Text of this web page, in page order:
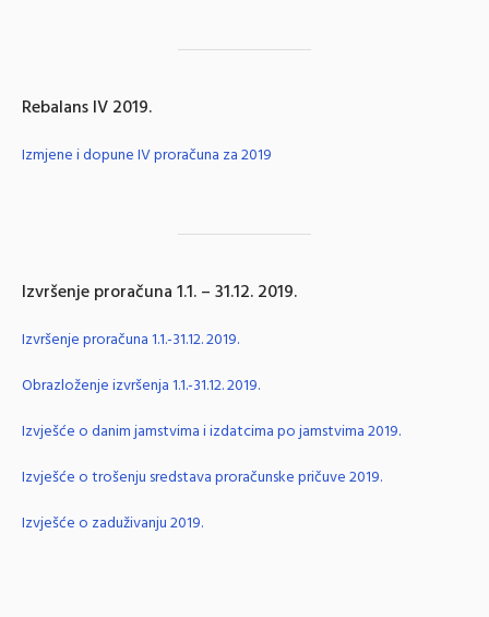
Rebalans IV 2019.
Izmjene i dopune IV proračuna za 2019
Izvršenje proračuna 1.1. – 31.12. 2019.
Izvršenje proračuna 1.1.-31.12. 2019.
Obrazloženje izvršenja 1.1.-31.12. 2019.
Izvješće o danim jamstvima i izdatcima po jamstvima 2019.
Izvješće o trošenju sredstava proračunske pričuve 2019.
Izvješće o zaduživanju 2019.